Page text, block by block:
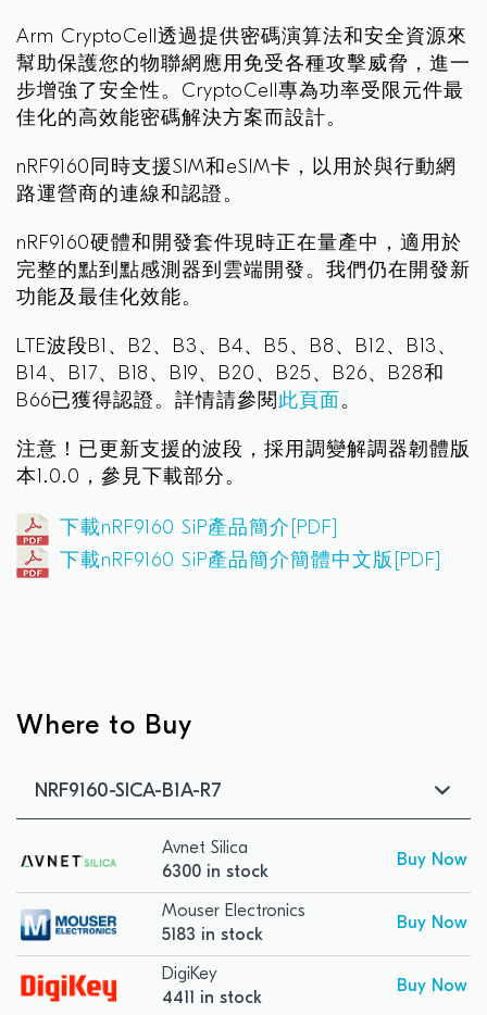
Arm CryptoCell透過提供密碼演算法和安全資源來
幫助保護您的物聯網應用免受各種攻擊威脅，進一
步增強了安全性。CryptoCell專為功率受限元件最
佳化的高效能密碼解決方案而設計。
nRF9160同時支援SIM和eSIM卡，以用於與行動網
路運營商的連線和認證。
nRF9160硬體和開發套件現時正在量產中，適用於
完整的點到點感測器到雲端開發。我們仍在開發新
功能及最佳化效能。
LTE波段B1、B2、B3、B4、B5、B8、B12、B13、
B14、B17、B18、B19、B20、B25、B26、B28和
B66已獲得認證。詳情請參閱此頁面 。
注意！已更新支援的波段，採用調變解調器韌體版
本1.0.0，參見下載部分。
下載nRF9160 SiP產品簡介[PDF]
下載nRF9160 SiP產品簡介簡體中文版[PDF]
Where to Buy
NRF9160-SICA-B1A-R7
Avnet Silica
6300 in stock
Buy Now
Mouser Electronics
5183 in stock
Buy Now
DigiKey
4411 in stock
Buy Now